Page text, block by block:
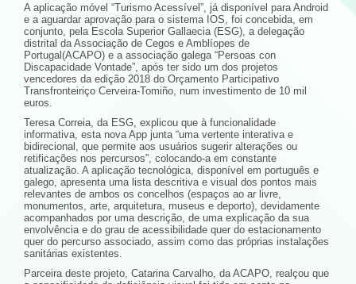
A aplicação móvel “Turismo Acessível”, já disponível para Android
e a aguardar aprovação para o sistema IOS, foi concebida, em
conjunto, pela Escola Superior Gallaecia (ESG), a delegação
distrital da Associação de Cegos e Amblíopes de
Portugal(ACAPO) e a associação galega “Persoas con
Discapacidade Vontade”, após ter sido um dos projetos
vencedores da edição 2018 do Orçamento Participativo
Transfronteiriço Cerveira-Tomiño, num investimento de 10 mil
euros.
Teresa Correia, da ESG, explicou que à funcionalidade
informativa, esta nova App junta “uma vertente interativa e
bidirecional, que permite aos usuários sugerir alterações ou
retificações nos percursos”, colocando-a em constante
atualização. A aplicação tecnológica, disponível em português e
galego, apresenta uma lista descritiva e visual dos pontos mais
relevantes de ambos os concelhos (espaços ao ar livre,
monumentos, arte, arquitetura, museus e deporto), devidamente
acompanhados por uma descrição, de uma explicação da sua
envolvência e do grau de acessibilidade quer do estacionamento
quer do percurso associado, assim como das próprias instalações
sanitárias existentes.
Parceira deste projeto, Catarina Carvalho, da ACAPO, realçou que